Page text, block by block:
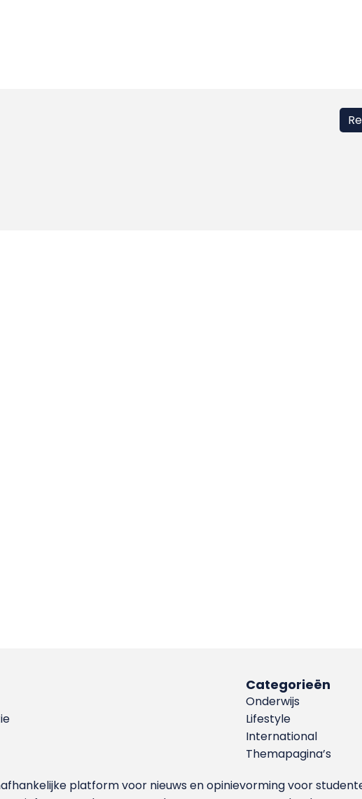
Categorieën
Onderwijs
Lifestyle
International
Themapagina’s
platform voor nieuws en opinievorming voor